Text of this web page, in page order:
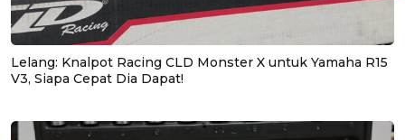
Lelang: Knalpot Racing CLD Monster X untuk Yamaha R15
V3, Siapa Cepat Dia Dapat!